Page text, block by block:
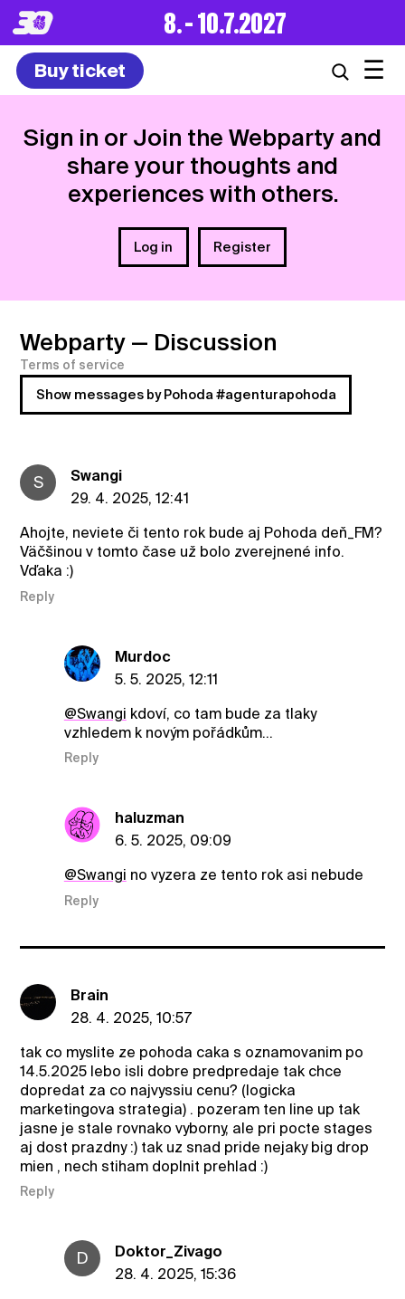
8. – 10.7.2027
Buy ticket ☰
Sign in or Join the Webparty and
share your thoughts and
experiences with others.
Log in Register
Webparty — Discussion
Terms of service
Show messages by Pohoda #agenturapohoda
S
Swangi
29. 4. 2025, 12:41
Ahojte, neviete či tento rok bude aj Pohoda deň_FM?
Väčšinou v tomto čase už bolo zverejnené info.
Vďaka :)
Reply
Murdoc
5. 5. 2025, 12:11
@Swangi kdoví, co tam bude za tlaky
vzhledem k novým pořádkům...
Reply
haluzman
6. 5. 2025, 09:09
@Swangi no vyzera ze tento rok asi nebude
Reply
Brain
28. 4. 2025, 10:57
tak co myslite ze pohoda caka s oznamovanim po
14.5.2025 lebo isli dobre predpredaje tak chce
dopredat za co najvyssiu cenu? (logicka
marketingova strategia) . pozeram ten line up tak
jasne je stale rovnako vyborny, ale pri pocte stages
aj dost prazdny :) tak uz snad pride nejaky big drop
mien , nech stiham doplnit prehlad :)
Reply
D
Doktor_Zivago
28. 4. 2025, 15:36